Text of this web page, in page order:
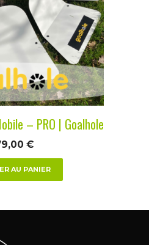
– PRO | Goalhole
€
AU PANIER